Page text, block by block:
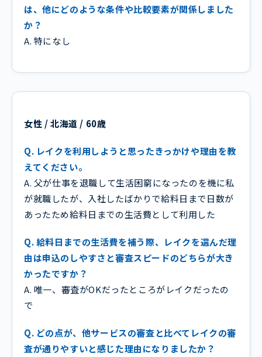
は、他にどのような条件や比較要素が関係しました
か？
A. 特になし
女性 / 北海道 / 60歳
Q. レイクを利用しようと思ったきっかけや理由を教
えてください。
A. 父が仕事を退職して生活困窮になったのを機に私
が就職したが、入社したばかりで給料日まで日数が
あったため給料日までの生活費として利用した
Q. 給料日までの生活費を補う際、レイクを選んだ理
由は申込のしやすさと審査スピードのどちらが大き
かったですか？
A. 唯一、審査がOKだったところがレイクだったの
で
Q. どの点が、他サービスの審査と比べてレイクの審
査が通りやすいと感じた理由になりましたか？